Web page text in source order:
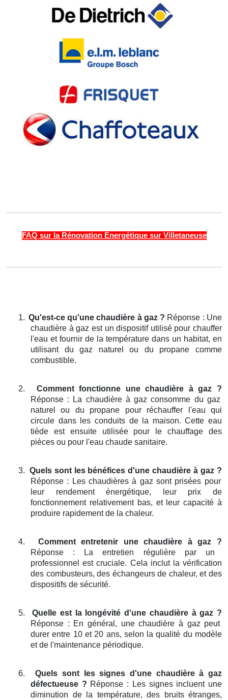
FAQ sur la Rénovation Énergétique sur Villetaneuse
1. Qu'est-ce qu'une chaudière à gaz ? Réponse : Une
chaudière à gaz est un dispositif utilisé pour chauffer
l'eau et fournir de la température dans un habitat, en
utilisant du gaz naturel ou du propane comme
combustible.
2.
Comment fonctionne une chaudière à gaz ?
Réponse : La chaudière à gaz consomme du gaz
naturel ou du propane pour réchauffer l'eau qui
circule dans les conduits de la maison. Cette eau
tiède est ensuite utilisée pour le chauffage des
pièces ou pour l'eau chaude sanitaire.
3. Quels sont les bénéfices d'une chaudière à gaz ?
Réponse : Les chaudières à gaz sont prisées pour
leur rendement énergétique, leur prix de
fonctionnement relativement bas, et leur capacité à
produire rapidement de la chaleur.
4.
Comment entretenir une chaudière à gaz ?
Réponse : La entretien régulière par un
professionnel est cruciale. Cela inclut la vérification
des combusteurs, des échangeurs de chaleur, et des
dispositifs de sécurité.
5.
Quelle est la longévité d'une chaudière à gaz ?
Réponse : En général, une chaudière à gaz peut
durer entre 10 et 20 ans, selon la qualité du modèle
et de l'maintenance périodique.
6.
Quels sont les signes d'une chaudière à gaz
défectueuse ? Réponse : Les signes incluent une
diminution de la température, des bruits étranges,